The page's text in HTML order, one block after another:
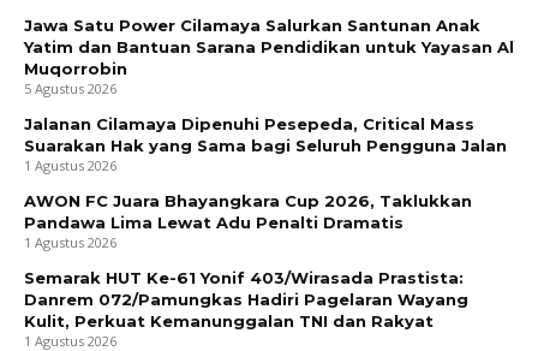
Jawa Satu Power Cilamaya Salurkan Santunan Anak
Yatim dan Bantuan Sarana Pendidikan untuk Yayasan Al
Muqorrobin
5 Agustus 2026
Jalanan Cilamaya Dipenuhi Pesepeda, Critical Mass
Suarakan Hak yang Sama bagi Seluruh Pengguna Jalan
1 Agustus 2026
AWON FC Juara Bhayangkara Cup 2026, Taklukkan
Pandawa Lima Lewat Adu Penalti Dramatis
1 Agustus 2026
Semarak HUT Ke-61 Yonif 403/Wirasada Prastista:
Danrem 072/Pamungkas Hadiri Pagelaran Wayang
Kulit, Perkuat Kemanunggalan TNI dan Rakyat
1 Agustus 2026